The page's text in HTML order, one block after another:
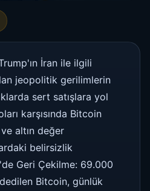
İran ile ilgili
jeopolitik gerilimlerin
sert satışlara yol
karşısında Bitcoin
altın değer
belirsizlik
Geri Çekilme: 69.000
Bitcoin, günlük